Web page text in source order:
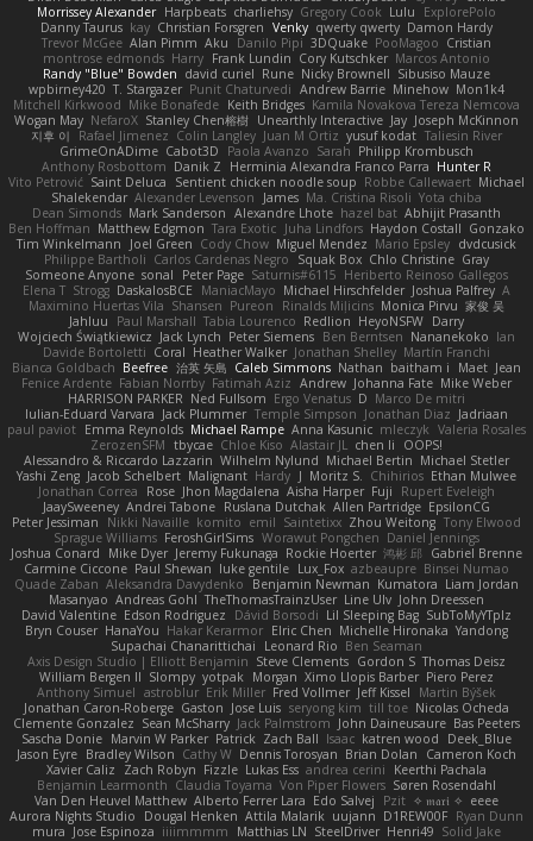
Morrissey Alexander Harpbeats charliehsy Gregory Cook Lulu
ExplorePolo
Danny Taurus kay Christian Forsgren Venky qwerty qwerty Damon Hardy
Trevor McGee Alan Pimm Aku Danilo Pipi 3DQuake PooMagoo Cristian
montrose edmonds Harry Frank Lundin Cory Kutschker Marcos Antonio
Randy "Blue" Bowden david curiel Rune Nicky Brownell Sibusiso Mauze
wpbirney420 T. Stargazer Punit Chaturvedi Andrew Barrie Minehow Mon1k4
Mitchell Kirkwood Mike Bonafede Keith Bridges Kamila Novakova Tereza Nemcova
Wogan May NefaroX Stanley Chen榕樹 Unearthly Interactive Jay Joseph McKinnon
지후 이
Rafael Jimenez Colin Langley Juan M Ortiz yusuf kodat Taliesin River
GrimeOnADime Cabot3D Paola Avanzo Sarah Philipp Krombusch
Anthony Rosbottom Danik Z Herminia Alexandra Franco Parra Hunter R
Vito Petrović Saint Deluca Sentient chicken noodle soup Robbe Callewaert Michael
Shalekendar Alexander Levenson James Ma. Cristina Risoli Yota chiba
Dean Simonds Mark Sanderson Alexandre Lhote hazel bat Abhijit Prasanth
Ben Hoffman Matthew Edgmon Tara Exotic Juha Lindfors Haydon Costall Gonzako
Tim Winkelmann
Joel Green Cody Chow Miguel Mendez Mario Epsley dvdcusick
Philippe Bartholi Carlos Cardenas Negro Squak Box Chlo Christine Gray
Someone Anyone sonal Peter Page Saturnis#6115 Heriberto Reinoso Gallegos
Elena T Strogg DaskalosBCE ManiacMayo Michael Hirschfelder Joshua Palfrey A
Maximino Huertas Vila Shansen Pureon Rinalds Miļicins Monica Pirvu 家俊 吴
Jahluu
Paul Marshall Tabia Lourenco Redlion HeyoNSFW Darry
Wojciech Świątkiewicz Jack Lynch Peter Siemens Ben Berntsen Nananekoko Ian
Davide Bortoletti Coral Heather Walker Jonathan Shelley Martín Franchi
Bianca Goldbach Beefree 治英 矢島 Caleb Simmons Nathan baitham i Maet Jean
Fenice Ardente Fabian Norrby Fatimah Aziz Andrew Johanna Fate Mike Weber
HARRISON PARKER Ned Fullsom Ergo Venatus D Marco De mitri
Iulian-Eduard Varvara Jack Plummer Temple Simpson Jonathan Diaz Jadriaan
paul paviot Emma Reynolds Michael Rampe Anna Kasunic mleczyk Valeria Rosales
ZerozenSFM tbycae Chloe Kiso Alastair JL chen li
OOPS!
Alessandro & Riccardo Lazzarin Wilhelm Nylund Michael Bertin Michael Stetler
Yashi Zeng Jacob Schelbert Malignant Hardy J Moritz S. Chihirios Ethan Mulwee
Jonathan Correa
Rose Jhon Magdalena Aisha Harper Fuji
Rupert Eveleigh
JaaySweeney Andrei Tabone Ruslana Dutchak Allen Partridge EpsilonCG
Peter Jessiman
Nikki Navaille komito emil Saintetixx Zhou Weitong Tony Elwood
Sprague Williams FeroshGirlSims Worawut Pongchen Daniel Jennings
Joshua Conard
Mike Dyer Jeremy Fukunaga Rockie Hoerter 鸿彬 邱 Gabriel Brenne
Carmine Ciccone Paul Shewan luke gentile Lux_Fox azbeaupre Binsei Numao
Quade Zaban Aleksandra Davydenko Benjamin Newman Kumatora Liam Jordan
Masanyao Andreas Gohl TheThomasTrainzUser Line Ulv John Dreessen
David Valentine Edson Rodriguez Dávid Borsodi Lil Sleeping Bag SubToMyYTplz
Bryn Couser HanaYou Hakar Kerarmor Elric Chen Michelle Hironaka Yandong
Supachai Chanarittichai
Leonard Rio Ben Seaman
Axis Design Studio | Elliott Benjamin Steve Clements Gordon S Thomas Deisz
William Bergen II Slompy yotpak Morgan Ximo Llopis Barber Piero Perez
Anthony Simuel astroblur Erik Miller Fred Vollmer Jeff Kissel
Martin Býšek
Jonathan Caron-Roberge Gaston Jose Luis seryong kim till toe Nicolas Ocheda
Clemente Gonzalez Sean McSharry Jack Palmstrom John Daineusaure Bas Peeters
Sascha Donie Marvin W Parker Patrick Zach Ball Isaac katren wood
Deek_Blue
Jason Eyre Bradley Wilson Cathy W Dennis Torosyan Brian Dolan
Cameron Koch
Xavier Caliz
Zach Robyn Fizzle Lukas Ess andrea cerini
Keerthi Pachala
Benjamin Learmonth Claudia Toyama Von Piper Flowers Søren Rosendahl
Van Den Heuvel Matthew Alberto Ferrer Lara Edo Salvej Pzit ✧ 𝔪𝔞𝔯𝔦 ✧ eeee
Aurora Nights Studio
Dougal Henken Attila Malarik uujann D1REW00F Ryan Dunn
mura Jose Espinoza iiiimmmm Matthias LN SteelDriver Henri49 Solid Jake